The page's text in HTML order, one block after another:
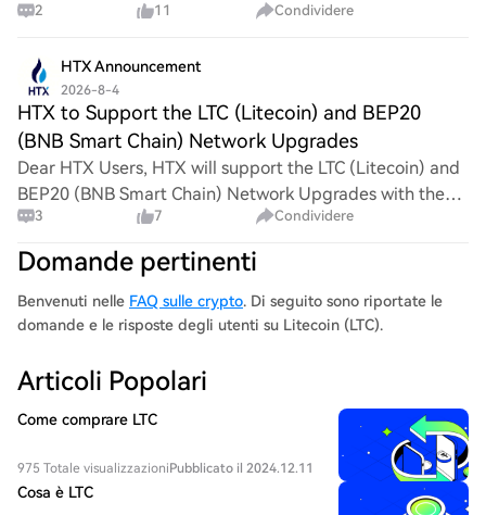
term market direction. Daily and four-hour charts show
2 11 Condividere
HTX Announcement
2026-8-4
HTX to Support the LTC (Litecoin) and BEP20
(BNB Smart Chain) Network Upgrades
Dear HTX Users, HTX will support the LTC (Litecoin) and
BEP20 (BNB Smart Chain) Network Upgrades with the
following plan: HTX will suspend the deposit and
withdrawal services for LTC at 21:00:00 (UTC)
3 7 Condividere
Domande pertinenti
Benvenuti nelle FAQ sulle crypto. Di seguito sono riportate le
domande e le risposte degli utenti su Litecoin (LTC).
Articoli Popolari
Come comprare LTC
975 Totale visualizzazioniPubblicato il 2024.12.11
Cosa è LTC